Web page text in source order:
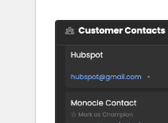
Traditionella CS-plattformar tvingar dig att
jaga efter insikter
arbetsflöde -